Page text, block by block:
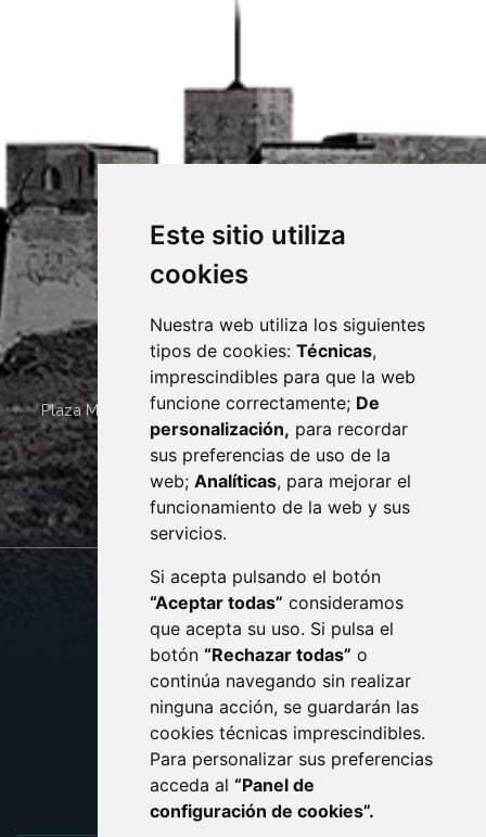
Este sitio utiliza
cookies
Nuestra web utiliza los siguientes
tipos de cookies: Técnicas,
imprescindibles para que la web
funcione correctamente; De
personalización, para recordar
sus preferencias de uso de la
web; Analíticas, para mejorar el
funcionamiento de la web y sus
servicios.
Si acepta pulsando el botón
“Aceptar todas” consideramos
que acepta su uso. Si pulsa el
botón “Rechazar todas” o
continúa navegando sin realizar
ninguna acción, se guardarán las
cookies técnicas imprescindibles.
Para personalizar sus preferencias
acceda al “Panel de
configuración de cookies”.
Plaza Mayor 4 22400 MONZÓN - ARAGÓN (ESPAÑA)
· (34) 974 400 700 ·
sac@monzon.es
monzon.es
CONTACTO
AVISO LEGAL
PROTECCIÓN DE DATOS
POLÍTICA DE COOKIES
ACCESIBILIDAD
ENLACE EXTERNO AL